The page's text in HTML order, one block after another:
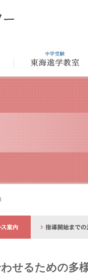
念 アルゴク
せるための多